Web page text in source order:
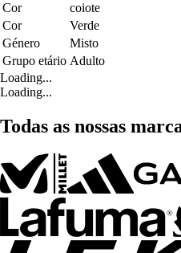
Cor
coiote
Cor
Verde
Género
Misto
Grupo etário Adulto
Loading...
Loading...
Todas as nossas